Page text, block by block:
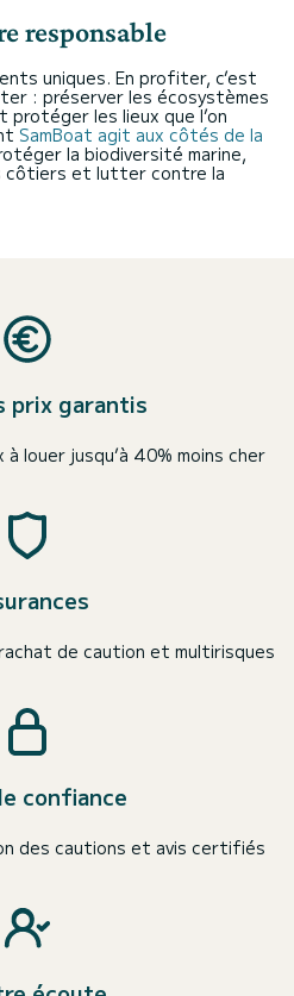
responsable
uniques. En profiter, c’est
: préserver les écosystèmes
protéger les lieux que l’on
SamBoat agit aux côtés de la
la biodiversité marine,
côtiers et lutter contre la
prix garantis
louer jusqu’à 40% moins cher
de caution et multirisques
confiance
des cautions et avis certifiés